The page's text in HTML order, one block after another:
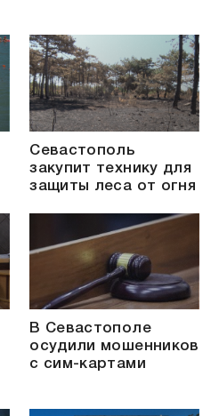
Севастополь
закупит технику для
защиты леса от огня
В Севастополе
осудили мошенников
с сим-картами